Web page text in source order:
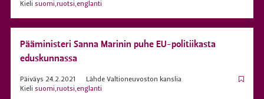
Kieli suomi,ruotsi,englanti
Pääministeri Sanna Marinin puhe EU-politiikasta
eduskunnassa
Päiväys 24.2.2021 LähdeValtioneuvoston kanslia
Kieli suomi,ruotsi,englanti